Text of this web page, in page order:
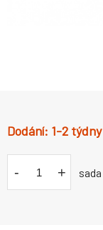
1-2 týdny
- + sada